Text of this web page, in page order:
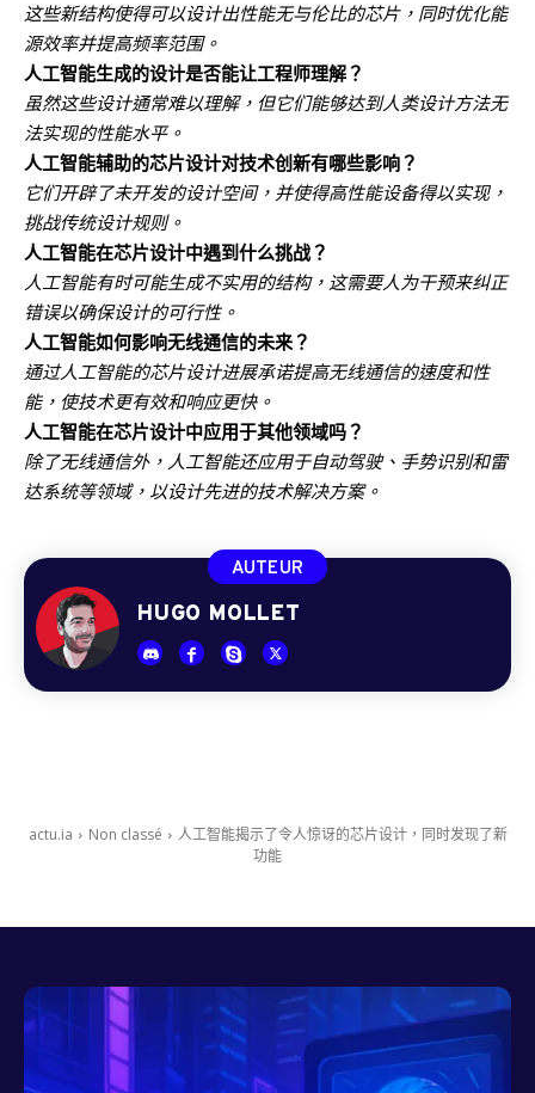
这些新结构使得可以设计出性能无与伦比的芯片，同时优化能
源效率并提高频率范围。
人工智能生成的设计是否能让工程师理解？
虽然这些设计通常难以理解，但它们能够达到人类设计方法无
法实现的性能水平。
人工智能辅助的芯片设计对技术创新有哪些影响？
它们开辟了未开发的设计空间，并使得高性能设备得以实现，
挑战传统设计规则。
人工智能在芯片设计中遇到什么挑战？
人工智能有时可能生成不实用的结构，这需要人为干预来纠正
错误以确保设计的可行性。
人工智能如何影响无线通信的未来？
通过人工智能的芯片设计进展承诺提高无线通信的速度和性
能，使技术更有效和响应更快。
人工智能在芯片设计中应用于其他领域吗？
除了无线通信外，人工智能还应用于自动驾驶、手势识别和雷
达系统等领域，以设计先进的技术解决方案。
AUTEUR
HUGO MOLLET
actu.ia Non classé
人工智能揭示了令人惊讶的芯片设计，同时发现了新
功能